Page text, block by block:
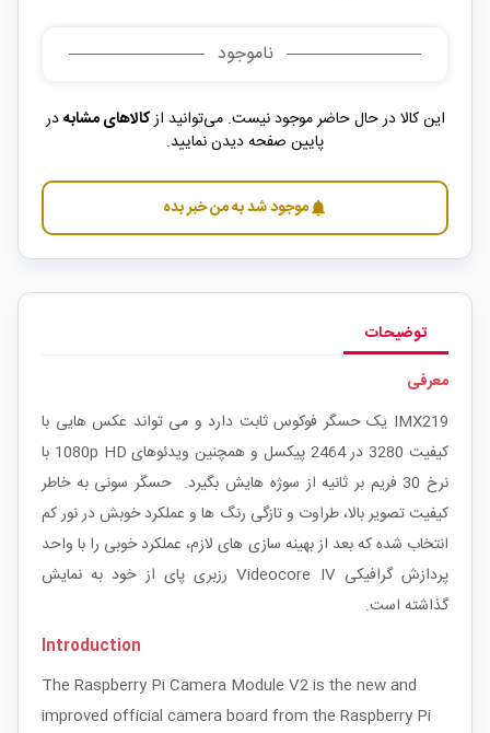
ناموجود
این کالا در حال حاضر موجود نیست. می‌توانید ازکالاهای مشابهدر
پایین صفحه دیدن نمایید.
notificationsموجود شد به من خبر بده
توضیحات
معرفی
IMX219 یک حسگر فوکوس ثابت دارد و می تواند عکس هایی با
کیفیت 3280 در 2464 پیکسل و همچنین ویدئوهای 1080p HD با
نرخ 30 فریم بر ثانیه از سوژه هایش بگیرد. حسگر سونی به خاطر
کیفیت تصویر بالا، طراوت و تازگی رنگ ها و عملکرد خوبش در نور کم
انتخاب شده که بعد از بهینه سازی های لازم، عملکرد خوبی را با واحد
پردازش گرافیکی Videocore IV رزبری پای از خود به نمایش
گذاشته است.
Introduction
The Raspberry Pi Camera Module V2 is the new and
improved official camera board from the Raspberry Pi